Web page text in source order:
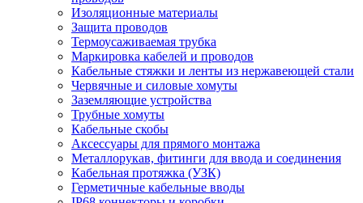
Изоляционные материалы
Защита проводов
Термоусаживаемая трубка
Маркировка кабелей и проводов
Кабельные стяжки и ленты из нержавеющей стали
Червячные и силовые хомуты
Заземляющие устройства
Трубные хомуты
Кабельные скобы
Аксессуары для прямого монтажа
Металлорукав, фитинги для ввода и соединения
Кабельная протяжка (УЗК)
Герметичные кабельные вводы